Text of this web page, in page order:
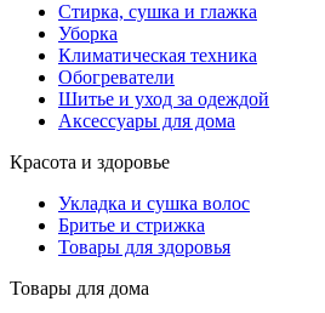
Стирка, сушка и глажка
Уборка
Климатическая техника
Обогреватели
Шитье и уход за одеждой
Аксессуары для дома
Красота и здоровье
Укладка и сушка волос
Бритье и стрижка
Товары для здоровья
Товары для дома